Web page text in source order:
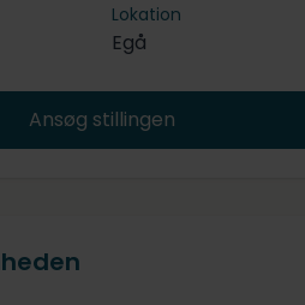
Lokation
Egå
Ansøg stillingen